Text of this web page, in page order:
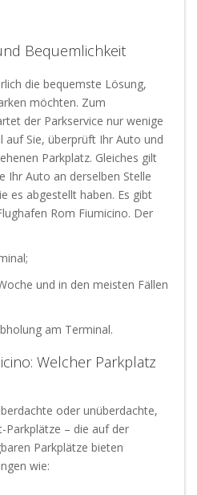
Bequemlichkeit
die bequemste Lösung,
möchten. Zum
der Parkservice nur wenige
Sie, überprüft Ihr Auto und
Parkplatz. Gleiches gilt
Ihr Auto an derselben Stelle
es abgestellt haben. Es gibt
Rom Fiumicino. Der
und in den meisten Fällen
am Terminal.
Welcher Parkplatz
oder unüberdachte,
Parkplätze – die auf der
Parkplätze bieten
wie: